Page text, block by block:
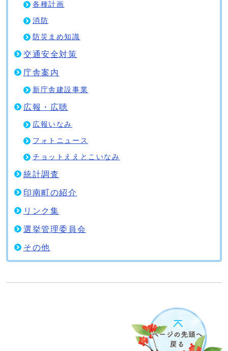
各種計画
消防
防災まめ知識
交通安全対策
庁舎案内
新庁舎建設事業
広報・広聴
広報いなみ
フォトニュース
チョットええとこいなみ
統計調査
印南町の紹介
リンク集
選挙管理委員会
その他